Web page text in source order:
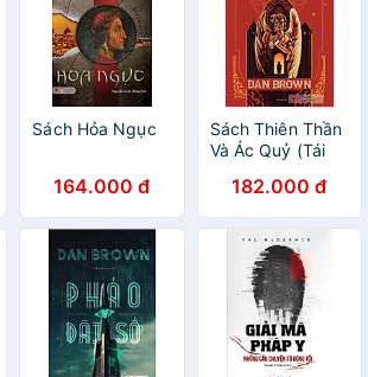
Sách Hỏa Ngục
164.000 đ
Sách Thiên Thần
Và Ác Quỷ (Tái
182.000 đ